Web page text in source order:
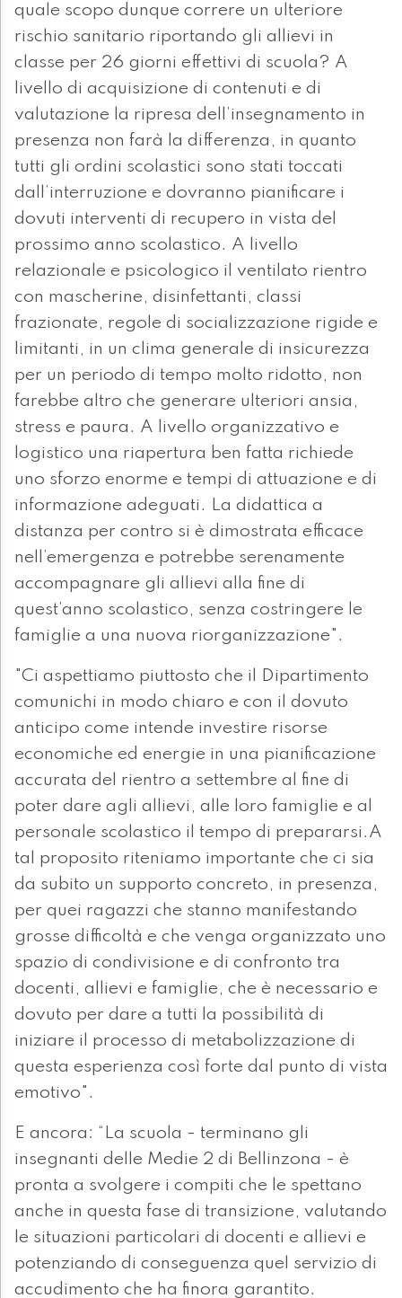
quale scopo dunque correre un ulteriore
rischio sanitario riportando gli allievi in
classe per 26 giorni effettivi di scuola? A
livello di acquisizione di contenuti e di
valutazione la ripresa dell’insegnamento in
presenza non farà la differenza, in quanto
tutti gli ordini scolastici sono stati toccati
dall’interruzione e dovranno pianificare i
dovuti interventi di recupero in vista del
prossimo anno scolastico. A livello
relazionale e psicologico il ventilato rientro
con mascherine, disinfettanti, classi
frazionate, regole di socializzazione rigide e
limitanti, in un clima generale di insicurezza
per un periodo di tempo molto ridotto, non
farebbe altro che generare ulteriori ansia,
stress e paura. A livello organizzativo e
logistico una riapertura ben fatta richiede
uno sforzo enorme e tempi di attuazione e di
informazione adeguati. La didattica a
distanza per contro si è dimostrata efficace
nell’emergenza e potrebbe serenamente
accompagnare gli allievi alla fine di
quest’anno scolastico, senza costringere le
famiglie a una nuova riorganizzazione".
"Ci aspettiamo piuttosto che il Dipartimento
comunichi in modo chiaro e con il dovuto
anticipo come intende investire risorse
economiche ed energie in una pianificazione
accurata del rientro a settembre al fine di
poter dare agli allievi, alle loro famiglie e al
personale scolastico il tempo di prepararsi.A
tal proposito riteniamo importante che ci sia
da subito un supporto concreto, in presenza,
per quei ragazzi che stanno manifestando
grosse difficoltà e che venga organizzato uno
spazio di condivisione e di confronto tra
docenti, allievi e famiglie, che è necessario e
dovuto per dare a tutti la possibilità di
iniziare il processo di metabolizzazione di
questa esperienza così forte dal punto di vista
emotivo".
E ancora: “La scuola - terminano gli
insegnanti delle Medie 2 di Bellinzona - è
pronta a svolgere i compiti che le spettano
anche in questa fase di transizione, valutando
le situazioni particolari di docenti e allievi e
potenziando di conseguenza quel servizio di
accudimento che ha finora garantito.